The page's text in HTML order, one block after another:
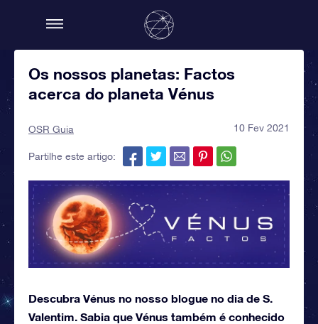
Os nossos planetas: Factos
acerca do planeta Vénus
OSR Guia 10 Fev 2021
Partilhe este artigo:
Descubra Vénus no nosso blogue no dia de S.
Valentim. Sabia que Vénus também é conhecido